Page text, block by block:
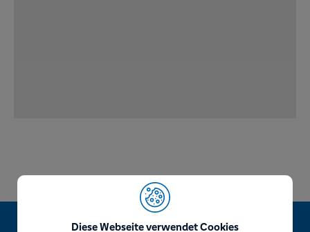
Diese Webseite verwendet Cookies